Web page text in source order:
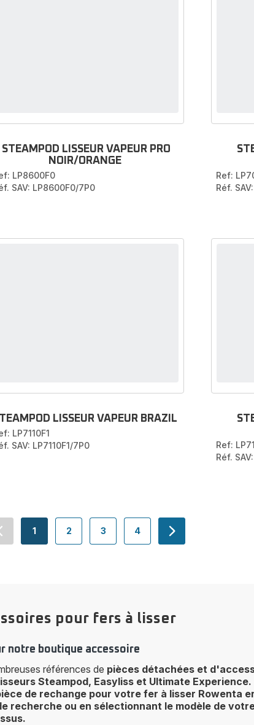
STEAMPOD LISSEUR VAPEUR PRO
NOIR/ORANGE
LP8600F0
SAV: LP8600F0/7P0
Ref:
Réf.
LISSEUR VAPEUR BRAZIL
LP7110F1
SAV: LP7110F1/7P0
Ref:
Réf.
1-
2
-
3
-
4
-
pour fers à lisser
notre boutique accessoire
références de pièces détachées et
Steampod, Easyliss et Ultimate Experience.
de rechange pour votre fer à lisser Rowenta
recherche ou en sélectionnant le modèle de